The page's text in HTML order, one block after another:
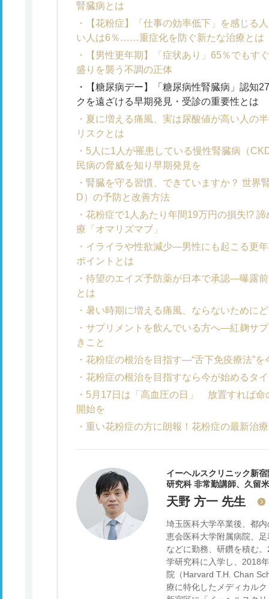
腎臓病とは
【花粉症】「仕事の効率低下」を感じる
い人は6％……重症化を防ぐ新たな治療とは
【男性更年期】「症状あり」65％でもす
盛りを襲う不調の正体
【糖尿病デー】「糖尿病性腎臓病」認知
クを遠ざける早期発見・受診の重要性とは
夏に増える痛風、実は尿酸値が高い人の
リスクとは
5人に1人が罹患している慢性腎臓病（
民病の脅威を知り早期発見を
腎臓を守る習慣、できていますか？ 世界
D）の予防と改善方法
花粉症で1人あたり年間19万円の損失!?
療「オマリズマブ」
イライラや性欲減少―男性にも起こる更
ポイントとは
待望のエイズ予防薬が日本で承認―曝露
とは
暑い時期に増える痛風、ならないために
サプリメントを飲んでいる方へ―紅麹サ
きこと
花粉症の根治を目指す―“舌下免疫療法”を
花粉症の根治を目指すなら今が始めるタ
5月17日は「高血圧の日」 放置すれば
開始を
重い花粉症の方に朗報！花粉症の最新治
イーヘルスクリニック新
研究科 非常勤講師、久留
天野 方一 先生
埼玉医科大学卒業後、都
恵会医科大学附属病院、
などに勤務、研鑽を積む
学研究科に入学し、2018
院（Harvard T.H. Chan
療に特化したメディカル